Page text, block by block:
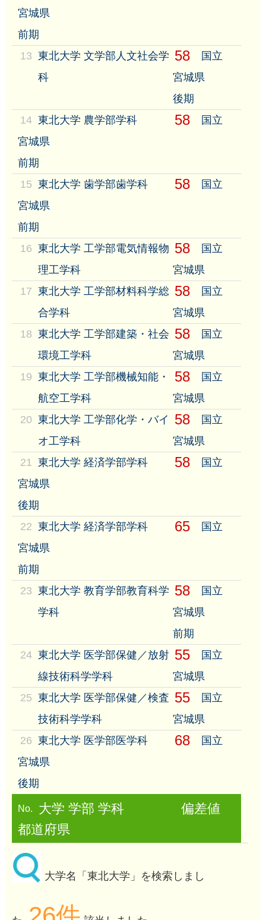
宮城県
前期
13 東北大学 文学部人文社会学
科
58
国立
宮城県
後期
14 東北大学 農学部学科 58
国立
宮城県
前期
15 東北大学 歯学部歯学科 58
国立
宮城県
前期
16 東北大学 工学部電気情報物
理工学科
58
国立
宮城県
17 東北大学 工学部材料科学総
合学科
58
国立
宮城県
18 東北大学 工学部建築・社会
環境工学科
58
国立
宮城県
19 東北大学 工学部機械知能・
航空工学科
58
国立
宮城県
20 東北大学 工学部化学・バイ
オ工学科
58
国立
宮城県
21
東北大学 経済学部学科 58
国立
宮城県
後期
22 東北大学 経済学部学科 65
国立
宮城県
前期
23 東北大学 教育学部教育科学
学科
58
国立
宮城県
前期
24 東北大学 医学部保健／放射
線技術科学学科
55
国立
宮城県
25 東北大学 医学部保健／検査
技術科学学科
55
国立
宮城県
26 東北大学 医学部医学科 68
国立
宮城県
後期
No. 大学 学部 学科
偏差値
都道府県
大学名「東北大学」を検索しまし